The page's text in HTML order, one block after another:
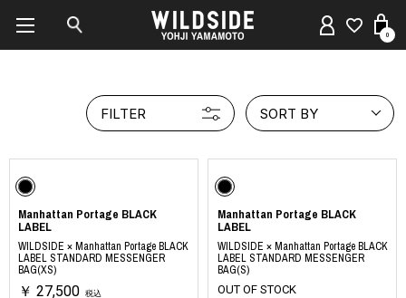
0
FILTER SORT BY
Manhattan Portage BLACK
LABEL
WILDSIDE × Manhattan Portage BLACK
LABEL STANDARD MESSENGER
BAG(XS)
￥ 27,500 税込
Manhattan Portage BLACK
LABEL
WILDSIDE × Manhattan Portage BLACK
LABEL STANDARD MESSENGER
BAG(S)
OUT OF STOCK